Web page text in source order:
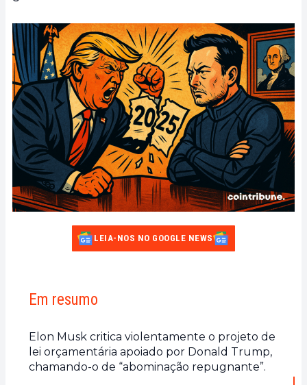
LEIA-NOS NO GOOGLE NEWS
Em resumo
Elon Musk critica violentamente o projeto de
lei orçamentária apoiado por Donald Trump,
chamando-o de “abominação repugnante”.